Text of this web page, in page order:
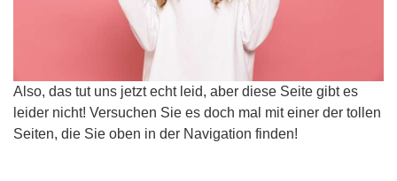
Also, das tut uns jetzt echt leid, aber diese Seite gibt es
leider nicht! Versuchen Sie es doch mal mit einer der tollen
Seiten, die Sie oben in der Navigation finden!